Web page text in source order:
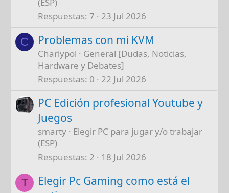
(ESP)
Respuestas 7 23 Jul 2026
C Problemas con mi KVM
Charlypol
General [Dudas, Noticias,
Hardware y Debates]
Respuestas 0 22 Jul 2026
PC Edición profesional Youtube y
Juegos
smarty
Elegir PC para jugar y/o trabajar
(ESP)
Respuestas 2 18 Jul 2026
T
Elegir Pc Gaming como está el